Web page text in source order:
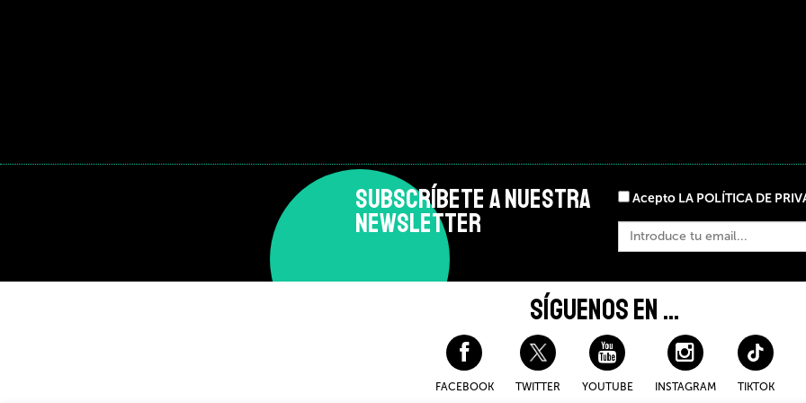
SUBSCRÍBETE A NUESTRA
NEWSLETTER
Acepto LA POLÍTICA DE
SÍGUENOS EN ...
FACEBOOK TWITTER YOUTUBE INSTAGRAM TIKTOK